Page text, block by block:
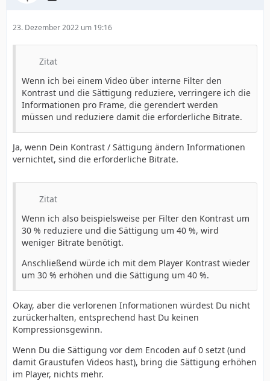
23. Dezember 2022 um 19:16
Zitat
Wenn ich bei einem Video über interne Filter den
Kontrast und die Sättigung reduziere, verringere ich die
Informationen pro Frame, die gerendert werden
müssen und reduziere damit die erforderliche Bitrate.
Ja, wenn Dein Kontrast / Sättigung ändern Informationen
vernichtet, sind die erforderliche Bitrate.
Zitat
Wenn ich also beispielsweise per Filter den Kontrast um
30 % reduziere und die Sättigung um 40 %, wird
weniger Bitrate benötigt.
Anschließend würde ich mit dem Player Kontrast wieder
um 30 % erhöhen und die Sättigung um 40 %.
Okay, aber die verlorenen Informationen würdest Du nicht
zurückerhalten, entsprechend hast Du keinen
Kompressionsgewinn.
Wenn Du die Sättigung vor dem Encoden auf 0 setzt (und
damit Graustufen Videos hast), bring die Sättigung erhöhen
im Player, nichts mehr.